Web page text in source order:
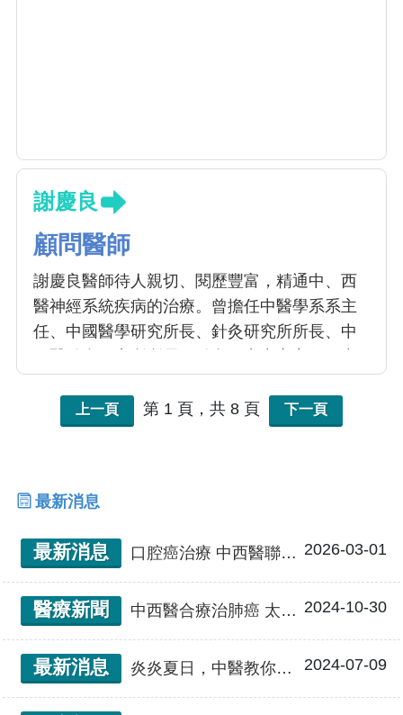
謝慶良
顧問醫師
謝慶良醫師待人親切、閱歷豐富，精通中、西
醫神經系統疾病的治療。曾擔任中醫學系系主
任、中國醫學研究所長、針灸研究所所長、中
富，對學生熱心教學，對患者親切和藹。
上一頁 第 1 頁，共 8 頁 下一頁
最新消息
最新消息 口腔癌治療 中西醫聯合門診 2026-03-01
醫療新聞 中西醫合療治肺癌 太極養肺法助術後康復 提升體能與生活品質 2024-10-30
最新消息 炎炎夏日，中醫教你如何預防中暑 2024-07-09